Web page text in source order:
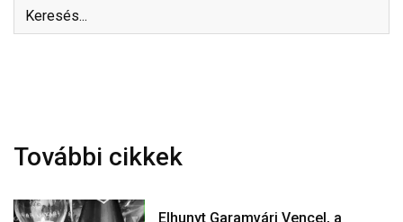
További cikkek
Elhunyt Garamvári Vencel, a